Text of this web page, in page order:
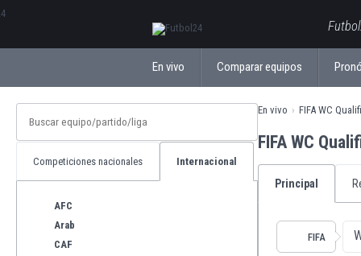
En vivo Comparar equipos
Competiciones nacionales Internacional
AFC
Arab
CAF
En vivo FIFA WC
FIFA WC
Principal
FIFA